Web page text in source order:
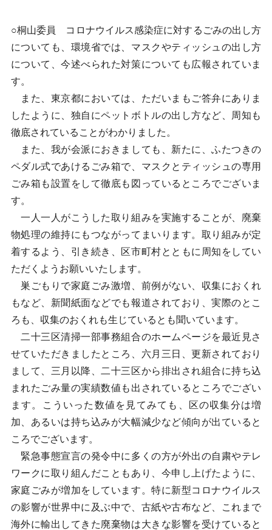
○桐山委員 コロナウイルス感染症に対するごみの出し方
についても、環境省では、マスクやティッシュの出し方
について、今述べられた対策についても広報されていま
す。
また、東京都においては、ただいまもご答弁にありま
したように、独自にペットボトルの出し方など、周知も
徹底されていることがわかりました。
また、我が会派におきましても、新たに、ふたつきの
ペダル式であけるごみ箱で、マスクとティッシュの専用
ごみ箱も設置をして徹底も図っているところでございま
す。
一人一人がこうした取り組みを実施することが、廃棄
物処理の維持にもつながってまいります。取り組みが定
着するよう、引き続き、区市町村とともに周知をしてい
ただくようお願いいたします。
巣ごもりで家庭ごみ激増、前例がない、収集におくれ
もなど、新聞紙面などでも報道されており、実際のとこ
ろも、収集のおくれも生じているとも聞いています。
二十三区清掃一部事務組合のホームページを最近見さ
せていただきましたところ、六月三日、更新されており
まして、三月以降、二十三区から排出され組合に持ち込
まれたごみ量の実績数値も出されているところでござい
ます。こういった数値を見てみても、区の収集分は増
加、あるいは持ち込みが大幅減少など傾向が出ていると
ころでございます。
緊急事態宣言の発令中に多くの方が外出の自粛やテレ
ワークに取り組んだこともあり、今申し上げたように、
家庭ごみが増加をしています。特に新型コロナウイルス
の影響が世界中に及ぶ中で、古紙や古布など、これまで
海外に輸出してきた廃棄物は大きな影響を受けていると